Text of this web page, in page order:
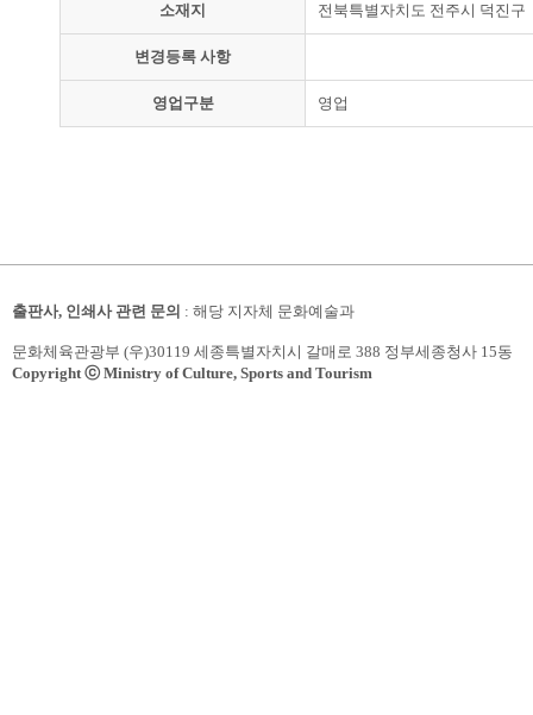
소재지 전북특별자치도 전주시 덕진구
변경등록 사항
영업구분 영업
출판사, 인쇄사 관련 문의 : 해당 지자체 문화예술과
문화체육관광부 (우)30119 세종특별자치시 갈매로 388 정부세종청사 15동
Copyright ⓒ Ministry of Culture, Sports and Tourism